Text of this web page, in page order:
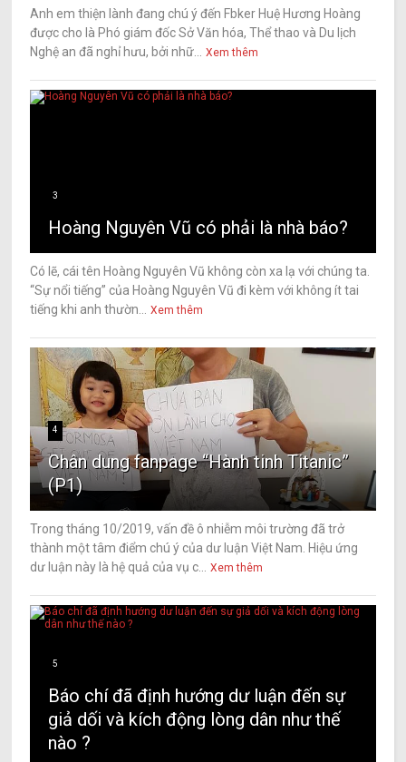
Anh em thiện lành đang chú ý đến Fbker Huệ Hương Hoàng
được cho là Phó giám đốc Sở Văn hóa, Thể thao và Du lịch
Nghệ an đã nghỉ hưu, bởi nhữ...
Xem thêm
3
Hoàng Nguyên Vũ có phải là nhà báo?
Có lẽ, cái tên Hoàng Nguyên Vũ không còn xa lạ với chúng ta.
“Sự nổi tiếng” của Hoàng Nguyên Vũ đi kèm với không ít tai
tiếng khi anh thườn...
Xem thêm
4
Chân dung fanpage “Hành tinh Titanic”
(P1)
Trong tháng 10/2019, vấn đề ô nhiễm môi trường đã trở
thành một tâm điểm chú ý của dư luận Việt Nam. Hiệu ứng
dư luận này là hệ quả của vụ c...
Xem thêm
5
Báo chí đã định hướng dư luận đến sự
giả dối và kích động lòng dân như thế
nào ?